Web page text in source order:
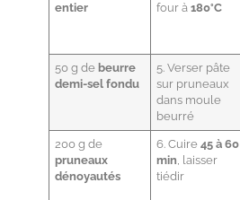
entier
four à180°C
50 g de beurre
demi-sel fondu
5. Verser pâte
sur pruneaux
dans moule
beurré
200 g de
pruneaux
dénoyautés
6. Cuire45 à 60
min, laisser
tiédir